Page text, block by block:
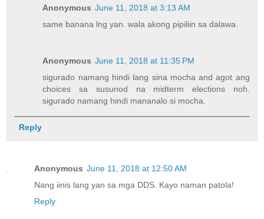
Anonymous June 11, 2018 at 3:13 AM
same banana lng yan. wala akong pipiliin sa dalawa.
Anonymous June 11, 2018 at 11:35 PM
sigurado namang hindi lang sina mocha and agot ang
choices sa susunod na midterm elections noh.
sigurado namang hindi mananalo si mocha.
Reply
Anonymous June 11, 2018 at 12:50 AM
Nang iinis lang yan sa mga DDS. Kayo naman patola!
Reply